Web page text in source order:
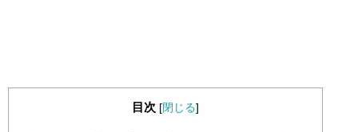
目次 [閉じる]